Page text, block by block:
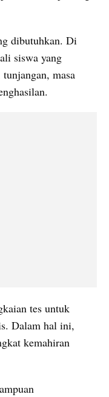
dibutuhkan. Di
siswa yang
masa
tes untuk
Dalam hal ini,
kemahiran